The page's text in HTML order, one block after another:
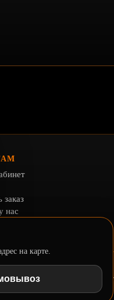
вы соглашаетесь с
заказ
нас
Информация
на карте.